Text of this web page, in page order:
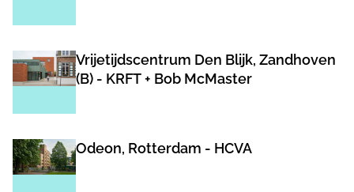
Vrijetijdscentrum Den Blijk, Zandhoven
(B) - KRFT + Bob McMaster
Odeon, Rotterdam - HCVA